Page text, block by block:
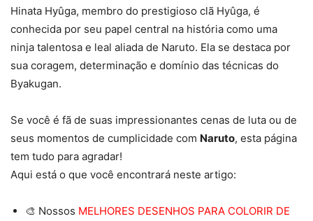
Hinata Hyûga, membro do prestigioso clã Hyûga, é
conhecida por seu papel central na história como uma
ninja talentosa e leal aliada de Naruto. Ela se destaca por
sua coragem, determinação e domínio das técnicas do
Byakugan.
Se você é fã de suas impressionantes cenas de luta ou de
seus momentos de cumplicidade com Naruto, esta página
tem tudo para agradar!
Aqui está o que você encontrará neste artigo:
🎨 Nossos MELHORES DESENHOS PARA COLORIR DE